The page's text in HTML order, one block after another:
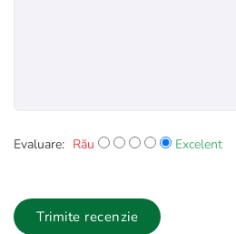
Evaluare: Rău Excelent
Trimite recenzie